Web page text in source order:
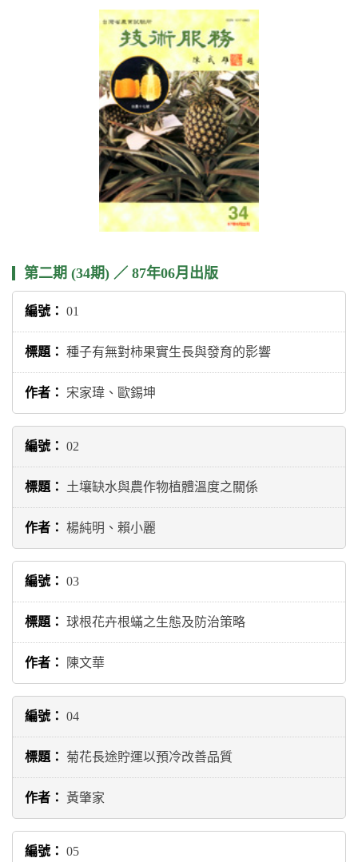
第二期 (34期) ／ 87年06月出版
01
種子有無對柿果實生長與發育的影響
宋家瑋、歐錫坤
02
土壤缺水與農作物植體溫度之關係
楊純明、賴小麗
03
球根花卉根蟎之生態及防治策略
陳文華
04
菊花長途貯運以預冷改善品質
黃肇家
05